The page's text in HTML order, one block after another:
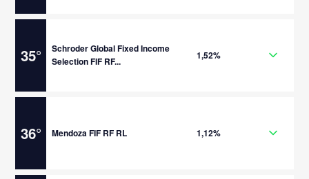
35°
Schroder Global Fixed Income
Selection FIF RF...
1,52%
36° Mendoza FIF RF RL 1,12%